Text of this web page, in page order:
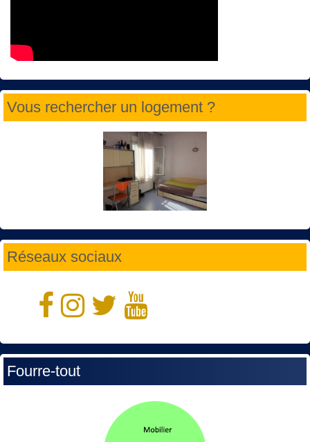
Vous rechercher un logement ?
Réseaux sociaux
Fourre-tout